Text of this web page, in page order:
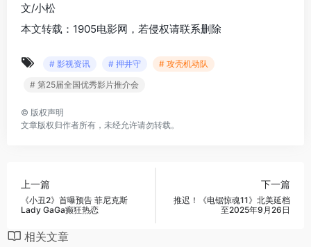
文/小松
本文转载：1905电影网，若侵权请联系删除
# 影视资讯 # 押井守
# 攻壳机动队
# 第25届全国优秀影片推介会
© 版权声明
文章版权归作者所有，未经允许请勿转载。
上一篇
《小丑2》首曝预告 菲尼克斯
Lady GaGa癫狂热恋
下一篇
推迟！《电锯惊魂11》北美延档
至2025年9月26日
相关文章